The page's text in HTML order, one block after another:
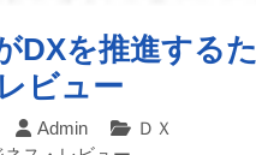
DXを推進する
ビュー
Admin
ＤＸ